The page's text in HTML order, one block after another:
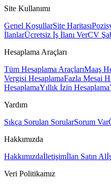
Site Kullanımı
Genel KoşullarSite Haritası
İlanlarÜcretsiz İş İlanı VerCV
Hesaplama Araçları
Tüm Hesaplama AraçlarıMaaş
Vergisi HesaplamaFazla Mesai
HesaplamaYıllık İzin Hesaplama
Yardım
Sıkça Sorulan SorularSorum Var
Hakkımızda
Hakkımızdaİletişimİlan Satın Al
Veri Politikamız